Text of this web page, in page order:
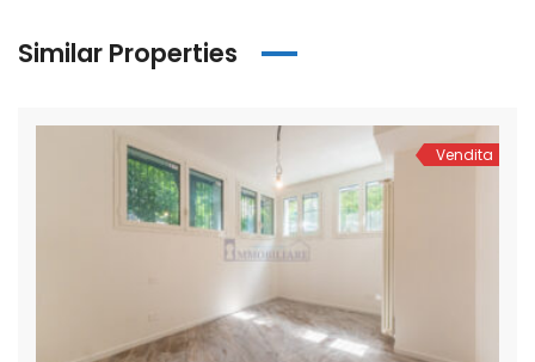
Similar Properties
Vendita